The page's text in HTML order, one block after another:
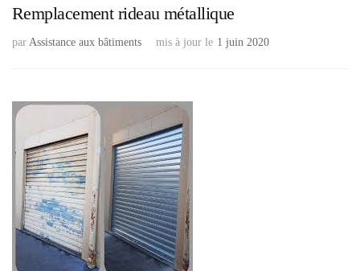
Remplacement rideau métallique
par Assistance aux bâtiments mis à jour le 1 juin 2020